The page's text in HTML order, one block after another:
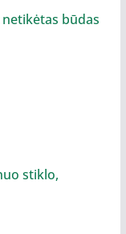
būdas
stiklo,